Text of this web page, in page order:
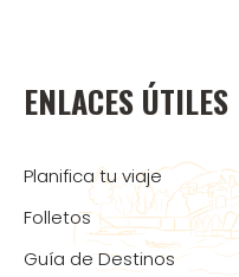
ENLACES ÚTILES
Planifica tu viaje
Folletos
Guía de Destinos